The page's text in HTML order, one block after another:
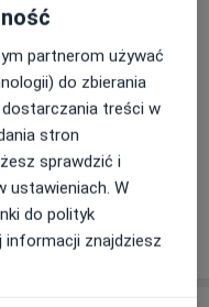
•Mapa
partnerom używać
do zbierania
treści w
stron
sprawdzić i
ustawieniach. W
do polityk
znajdziesz